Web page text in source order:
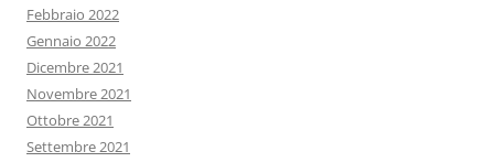
Febbraio 2022
Gennaio 2022
Dicembre 2021
Novembre 2021
Ottobre 2021
Settembre 2021